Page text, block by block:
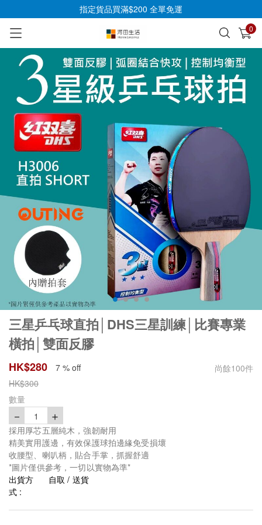
指定貨品買滿$200 全單免運
0
已加入購物車 查看
三星乒乓球直拍│DHS三星訓練│比賽專業
橫拍│雙面反膠
HK$280 7 % off 尚餘100件
HK$300
數量
－ 1 ＋
採用厚芯五層純木，強韌耐用
精美實用護邊，有效保護球拍邊緣免受損壞
收腰型、喇叭柄，貼合手掌，抓握舒適
*圖片僅供參考，一切以實物為準*
出貨方
式 :
自取 / 送貨